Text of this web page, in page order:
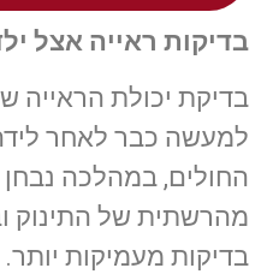
בדיקות ראייה אצל
בדיקת יכולת הראייה
למעשה כבר לאחר
החולים, במהלכה
מהרשתית של התינוק
בדיקות מעמיקות